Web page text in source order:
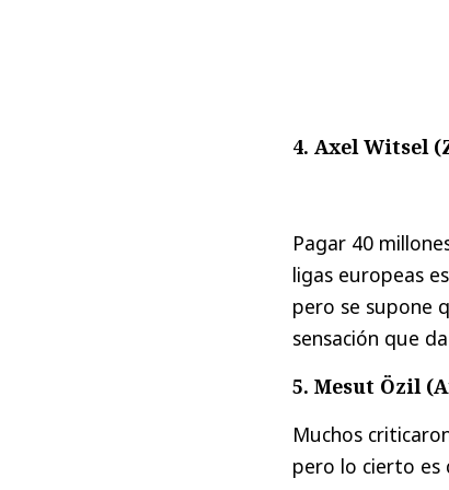
4. Axel Witsel
Pagar 40
ligas europeas
pero se supone
sensación que
5. Mesut Özil
Muchos
pero lo cierto es